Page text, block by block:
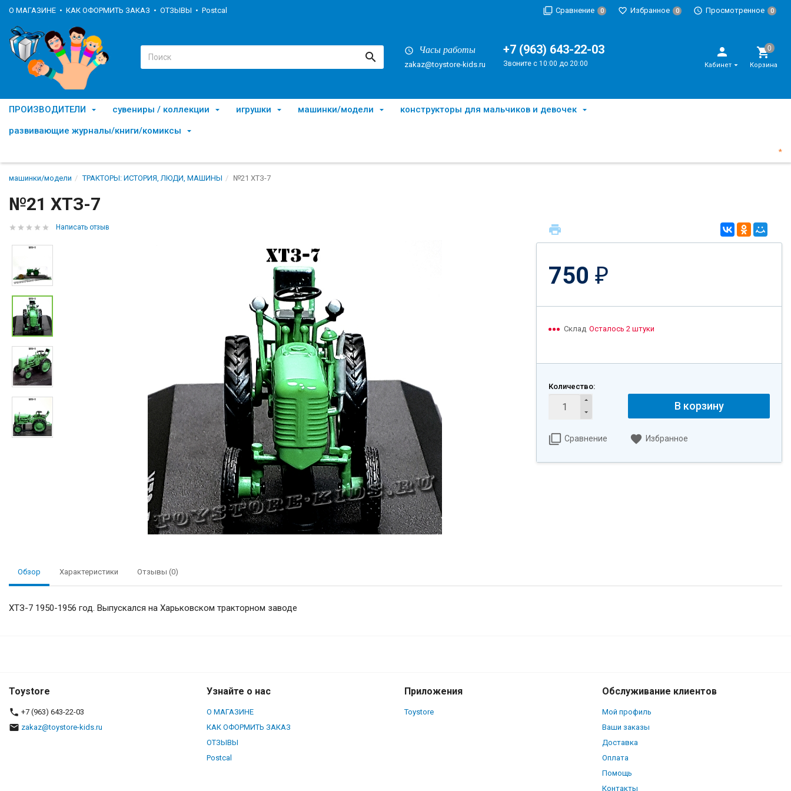
О МАГАЗИНЕ КАК ОФОРМИТЬ ЗАКАЗ ОТЗЫВЫ Postcal Сравнение 0 Избранное 0 Просмотренное 0
Часы работы
zakaz@toystore-kids.ru
+7 (963) 643-22-03
Звоните с 10:00 до 20:00 Кабинет Корзина
ПРОИЗВОДИТЕЛИ сувениры / коллекции игрушки машинки/модели
конструкторы для мальчиков и девочек
развивающие журналы/книги/комиксы
*
машинки/модели ТРАКТОРЫ: ИСТОРИЯ, ЛЮДИ, МАШИНЫ №21 ХТЗ-7
№21 ХТЗ-7
Написать отзыв
750 ₽
Склад Осталось 2 штуки
Количество:
В корзину
Сравнение Избранное
Обзор Характеристики Отзывы (0)
ХТЗ-7 1950-1956 год. Выпускался на Харьковском тракторном заводе
Toystore
+7 (963) 643-22-03
zakaz@toystore-kids.ru
Узнайте о нас
О МАГАЗИНЕ
КАК ОФОРМИТЬ ЗАКАЗ
ОТЗЫВЫ
Postcal
Приложения
Toystore
Обслуживание клиентов
Мой профиль
Ваши заказы
Доставка
Оплата
Помощь
Контакты